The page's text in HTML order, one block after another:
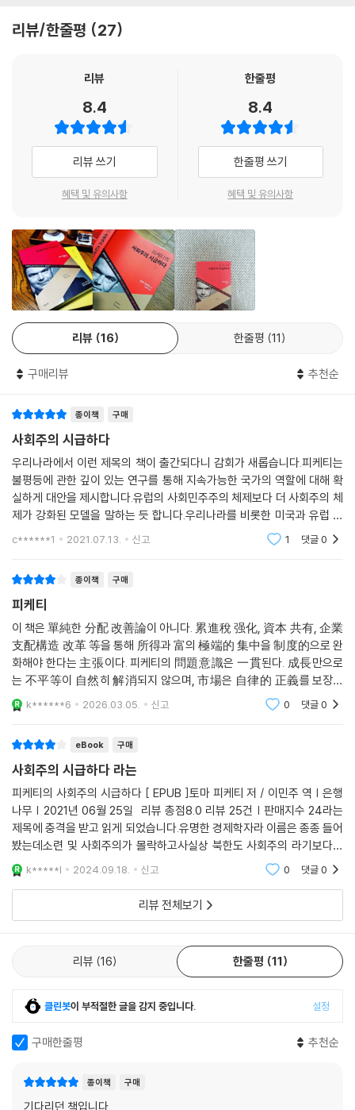
서는 많은 이들이 동의한다. 하지만 왜 변화가 충분히, 그리고 필요한 만큼
못하는 것에 있다고 지적한다. 또한 자신은 90년대 사회주의의 몰락을 목
도하고 사회주의의 유혹을 받지 않은 세대임에도 불구하고 세계의 불평등
과 부의 분배에 대해 연구해온 학자로서 ‘사회주의’라는 용어만큼 자본주
의에 대한 대안을 충분히 포괄하는 표현이 없다고 말한다. 트럼프의 흥망,
프랑스 마크롱 정부의 탄생, 브렉시트의 배경과 영향, 성별·사회계층·인종
채의 증대에 이르기까지 다양한 현안을 파고드는 피케티의 펜촉은 생동하
는 실천가로서의 면모를 있는 그대로 드러내준다.
권력과 자산의 순환을 현실화하는 ‘최소자산’ 제도
자산불평등을 개선할 조세정의의 실현 촉구
최고 소득층의 자본은 그 증식 속도가 점점 빨라지고 있으며, 유럽과 미국,
중국, 일본 등 세계 각국의 경제 지표는 부의 양극화가 더욱 심해지고 있음
중요한 시대임에도 불구하고 시대를 역행하는 사회정치와 위정자들의 세
상승률 정도 확대하는 것에 그친 프랑스 교육 정책은 시대를 역행하고 있
다고 지적하며, 역사적으로 국가의 노동생산성의 향상은 결국 교육에 대한
투자 덕분이었음을 누차 강조한다. 교육에서의 불평등은 곧 사회계층 간
사다리를 무너뜨리는 식으로 영향을 미치고 있으며 결국 이 문제를 해결하
기 위해서는 부유세와 같이 사회 곳곳에서 권력과 자산의 순환을 가속화하
는 제도가 특히 적극 시행되어야 한다고 역설한다.
피케티는 전 세계의 부를 소유하고 있는 거대 기업 및 최상위 소득층이 자
에 소유권이 존재하지도 않았던 자연자원과 인적자원을 운 좋게 선점한 행
운을 가졌던 것일 뿐, 일정 수준을 넘는 거대 자산은 일시적이고 순환적인
것으로 만들어야 한다고 주장한다. 그는 자산세와 상속세 등 누진세 제도
를 강화해 80∼90% 정도의 최고 층위 부유세를 통해 전 국민에게 ‘최소자
산’을 지급할 것을 제안한다. 또한 피케티는 많은 이들이 이러한 세제개혁
이 주요 기업의 자국 이탈 현상을 초래할 것이라는 우려에 대해 반박하면
서 실제 역사적 사례를 살펴보면 그러한 우려스러운 상황은 결코 일어난
적 없으며 도리어 그들의 자산이 훨씬 빠른 속도로 불어나고 있다고 주장
성별·사회계층·인종문제의 차별과 혐오
한국은 물론 전 세계를 집어삼킨 정체성 갈등 해소법은?
피케티는 자신이 꿈꾸는 정의로운 사회란 교육·보건·주거·환경 등의 기본
재화에 모든 이들이 공정하게 접근할 수 있고 이를 통해 경제활동에 온전
하게 참여할 수 있는 사회라고 말하면서, 물론 이것이 단지 금전적인 보조
만으로 이루어지지는 않는다고 이야기한다. 그럼에도 불구하고 갈수록 심
화되는 사회 곳곳의 갈등을 해결하는 데 있어 기본자산제가 중요한 밑바탕
이 될 수 있다고 말한다.
지금 세계는 차별과 혐오로 극심한 갈등을 겪고 있다. 대표적으로 남녀 간
설명할 수 없다고 지적한다. 남녀 간 임금 차이를 단순 비교한 수치에는 여
성들이 애초에 남성들과 동등한 직업의 기회 자체를 갖지 못하는 것이 반
다. 이밖에도 민족·출신배경·종교·문화 등등 정체성을 기반으로 한 수많은
다. 피케티는 이처럼 출구를 찾을 수 없을 만큼 심화된 정체성 갈등의 근본
한다. 국가가 이러한 차별 행위에 제재를 가하고 사회가 구조적으로 경제
정의를 실현해야 비로소 정체성 갈등도 해소될 수 있다는 것이다.
리뷰/한줄평 27
리뷰
8.4
리뷰 쓰기
혜택 및 유의사항
한줄평
8.4
한줄평 쓰기
혜택 및 유의사항
리뷰 16 한줄평 11
구매리뷰 추천순
종이책 구매
사회주의 시급하다
우리나라에서 이런 제목의 책이 출간되다니 감회가 새롭습니다.피케티는
불평등에 관한 깊이 있는 연구를 통해 지속가능한 국가의 역할에 대해 확
실하게 대안을 제시합니다.유럽의 사회민주주의 체제보다 더 사회주의 체
제가 강화된 모델을 말하는 듯 합니다.우리나라를 비롯한 미국과 유럽 국
가들은 자본주의, 능력주의를 최고의 가치인 양 숭배했습니다. 그러나 그
c******1 2021.07.13. 신고 1 댓글0
종이책 구매
피케티
이 책은 單純한 分配 改善論이 아니다. 累進稅 强化, 資本 共有, 企業
支配構造 改革 等을 통해 所得과 富의 極端的 集中을 制度的으로 완
화해야 한다는 主張이다. 피케티의 問題意識은 一貫된다. 成長만으로
는 不平等이 自然히 解消되지 않으며, 市場은 自律的 正義를 보장하
지 않는다는 冷徹한 事實認識이다.長點은 방대한 統計資料와 歷史的
比較에 근거한 論證의 힘이다. 그는 情緒的
k******6 2026.03.05. 신고 0 댓글0
eBook 구매
사회주의 시급하다 라는
피케티의 사회주의 시급하다 [ EPUB ]토마 피케티 저 / 이민주 역 | 은행
나무 | 2021년 06월 25일 리뷰 총점8.0 리뷰 25건 | 판매지수 24라는
제목에 충격을 받고 읽게 되었습니다.유명한 경제학자라 이름은 종종 들어
봤는데소련 및 사회주의가 몰락하고사실상 북한도 사회주의 라기보다핵
경제주의로 돌아가는 현 사회에이런 제목으로 출간된 저서가 있을 거라곤
생각 못했어요.
k*****l 2024.09.18. 신고 0 댓글0
리뷰 전체보기
리뷰 16 한줄평 11
클린봇이 부적절한 글을 감지 중입니다. 설정
구매한줄평 추천순
종이책 구매
기다리던 책입니다.